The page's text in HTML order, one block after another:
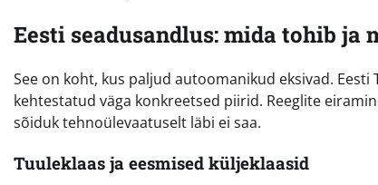
Eesti seadusandlus: mida tohib ja
See on koht, kus paljud autoomanikud eksivad.
kehtestatud väga konkreetsed piirid. Reeglite
sõiduk tehnoülevaatuselt läbi ei saa.
Tuuleklaas ja eesmised küljeklaasid